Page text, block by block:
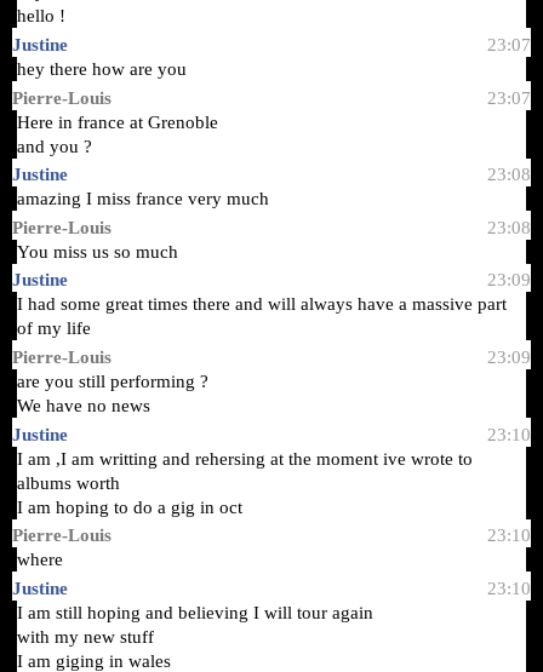
hello !
23:07
Justine
hey there how are you
23:07
Pierre-Louis
Here in france at Grenoble
and you ?
23:08
Justine
amazing I miss france very much
23:08
Pierre-Louis
You miss us so much
23:09
Justine
I had some great times there and will always have a massive part
of my life
23:09
Pierre-Louis
are you still performing ?
We have no news
23:10
Justine
I am ,I am writting and rehersing at the moment ive wrote to
albums worth
I am hoping to do a gig in oct
23:10
Pierre-Louis
where
23:10
Justine
I am still hoping and believing I will tour again
with my new stuff
I am giging in wales